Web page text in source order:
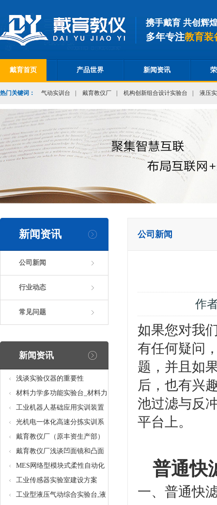
携手戴育 共创辉
多年专注教育装
戴育首页 产品世界 新闻资讯
热门关键词： 气动实训台 戴育教仪厂 机构创新组合设计实验台 液压
新闻资讯
公司新闻
行业动态
常见问题
新闻资讯
浅谈实验仪器的重要性
材料力学多功能实验台_材料力
学多功能考核实验实训设备
工业机器人基础应用实训装置
台_工业机器人基础应用实训考
核设备
光机电一体化高速分拣实训系
统_光机电一体化高速分拣实验
实训设备
戴育教仪厂（原丰资生产部）
助力春季高教仪器展
戴育教仪厂浅谈凹面镜和凸面
镜的区别之处
MES网络型模块式柔性自动化
生产线实验系统(八站)_模块柔
性自动化生产线教学实训设备
工业传感器实验室建设方案
工业型液压气动综合实验台,液
公司新闻
作
如果您对我
有任何疑问
题，并且如
后，也有兴
池过滤与反
平台上。
普通快
一、普通快